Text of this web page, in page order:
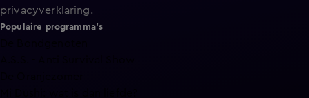
privacyverklaring.
Populaire programma's